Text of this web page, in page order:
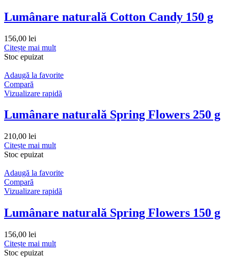
Lumânare naturală Cotton Candy 150 g
156,00 lei
Citește mai mult
Stoc epuizat
Adaugă la favorite
Compară
Vizualizare rapidă
Lumânare naturală Spring Flowers 250 g
210,00 lei
Citește mai mult
Stoc epuizat
Adaugă la favorite
Compară
Vizualizare rapidă
Lumânare naturală Spring Flowers 150 g
156,00 lei
Citește mai mult
Stoc epuizat